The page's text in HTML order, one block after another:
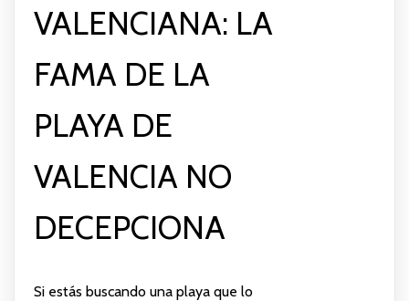
VALENCIANA: LA
FAMA DE LA
PLAYA DE
VALENCIA NO
DECEPCIONA
Si estás buscando una playa que lo